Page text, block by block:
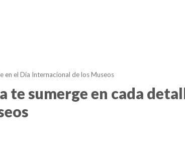
en el Día Internacional de los Museos
te sumerge en cada